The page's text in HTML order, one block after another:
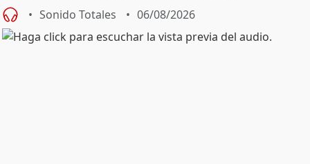
Sonido Totales 06/08/2026